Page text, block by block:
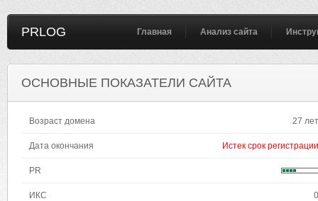
PRLOG Главная Анализ сайта
ОСНОВНЫЕ ПОКАЗАТЕЛИ САЙТА
Возраст домена 27 лет
Дата окончания Истек срок регистрации
PR
ИКС 0